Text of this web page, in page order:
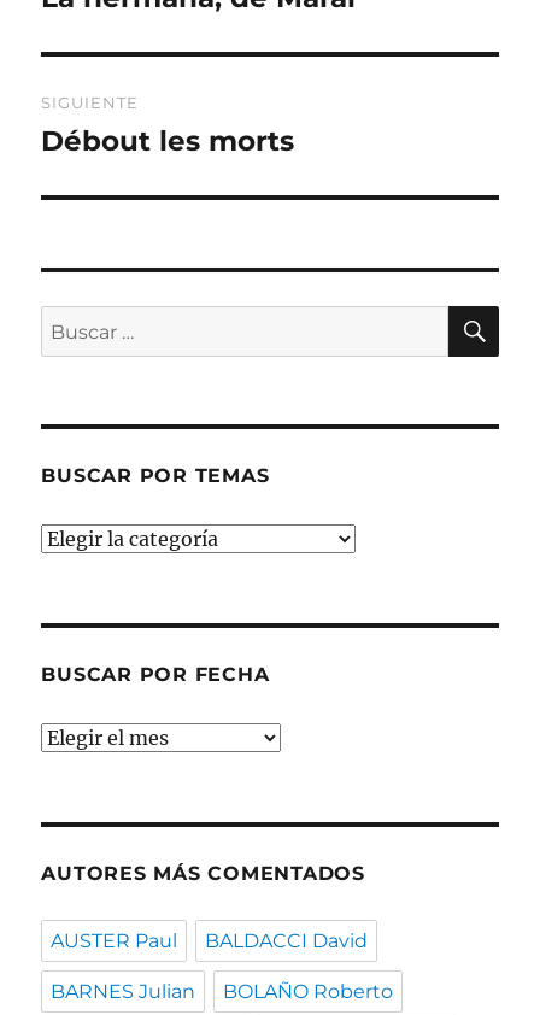
SIGUIENTE
Entrada
Débout les morts
Buscar
por:
BUSCAR POR TEMAS
Buscar
BUSCAR POR FECHA
Buscar
AUTORES MÁS COMENTADOS
AUSTER Paul BALDACCI David
BARNES Julian BOLAÑO Roberto